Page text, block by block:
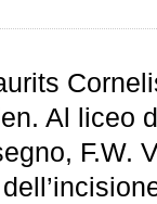
Al liceo
F.W.